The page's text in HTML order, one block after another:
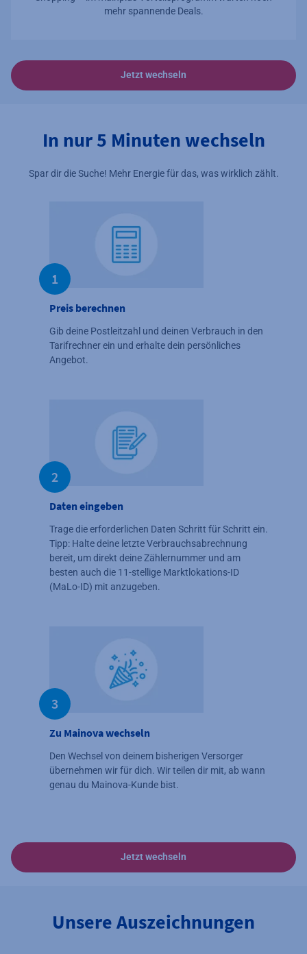
mehr spannende Deals.
Jetzt wechseln
In nur 5 Minuten wechseln
Spar dir die Suche! Mehr Energie für das, was wirklich zählt.
1
Preis berechnen
Gib deine Postleitzahl und deinen Verbrauch in den
Tarifrechner ein und erhalte dein persönliches
Angebot.
2
Daten eingeben
Trage die erforderlichen Daten Schritt für Schritt ein.
Tipp: Halte deine letzte Verbrauchsabrechnung
bereit, um direkt deine Zählernummer und am
besten auch die 11-stellige Marktlokations-ID
(MaLo-ID) mit anzugeben.
3
Zu Mainova wechseln
Den Wechsel von deinem bisherigen Versorger
übernehmen wir für dich. Wir teilen dir mit, ab wann
genau du Mainova-Kunde bist.
Jetzt wechseln
Unsere Auszeichnungen